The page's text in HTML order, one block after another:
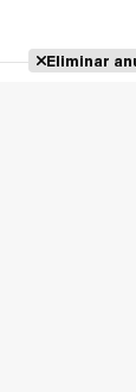
Eliminar